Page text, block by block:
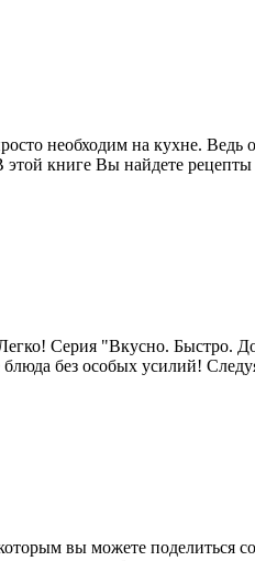
необходим на кухне. Ведь
книге Вы найдете
Серия "Вкусно. Быстро.
без особых усилий!
вы можете поделиться